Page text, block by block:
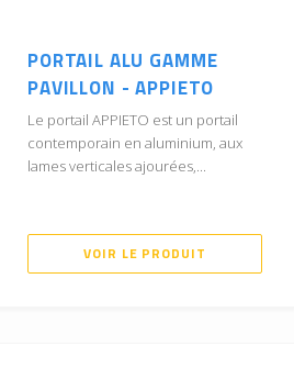
PORTAIL ALU GAMME
PAVILLON - APPIETO
Le portail APPIETO est un portail
contemporain en aluminium, aux
lames verticales ajourées,...
VOIR LE PRODUIT